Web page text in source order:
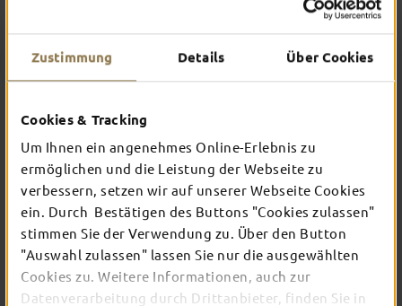
Zustimmung Details Über Cookies
Cookies & Tracking
Um Ihnen ein angenehmes Online-Erlebnis zu
ermöglichen und die Leistung der Webseite zu
verbessern, setzen wir auf unserer Webseite Cookies
ein. Durch Bestätigen des Buttons "Cookies zulassen"
stimmen Sie der Verwendung zu. Über den Button
"Auswahl zulassen" lassen Sie nur die ausgewählten
Cookies zu. Weitere Informationen, auch zur
Datenverarbeitung durch Drittanbieter, finden Sie in
Das erlebst du nur in Fulda
TOP-EVENTS
In Fulda ist irgendwo immer etwas los: Ob
Konzert, Musical, Erlebnis-Stadtführung oder
Theater – entdecke hier aktuelle Veranstaltungen
und Highlights in und um Fulda.